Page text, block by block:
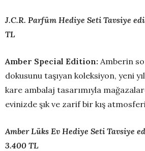
J.C.R. Parfüm Hediye Seti Tavsiye
TL
Amber Special Edition: Amberin
dokusunu taşıyan koleksiyon, yeni
kare ambalaj tasarımıyla
evinizde şık ve zarif bir kış
Amber Lüks Ev Hediye Seti Tavsiye
3.400 TL